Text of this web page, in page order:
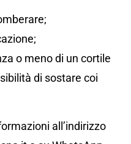
o meno di un cortile
di sostare coi
all’indirizzo